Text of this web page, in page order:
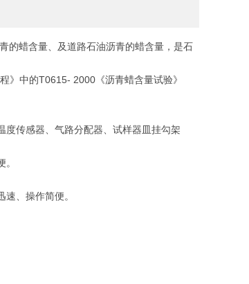
的蜡含量、及道路石油沥青的蜡含量，是石
》中的T0615- 2000《沥青蜡含量试验》
度传感器、气路分配器、试样器皿挂勾架
、操作简便。